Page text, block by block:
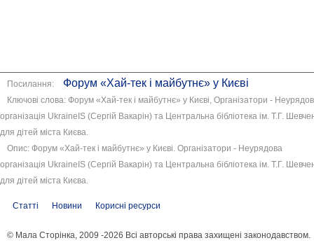
Посилання: Форум «Хай-тек і майбутнє» у Києві
Ключові слова: Форум «Хай-тек і майбутнє» у Києві, Організатори -
організація UkraineIS (Сергій Вакарін) та Центральна бібліотека ім. Т.Г.
для дітей міста Києва.
Опис: Форум «Хай-тек і майбутнє» у Києві. Організатори - Неурядова
організація UkraineIS (Сергій Вакарін) та Центральна бібліотека ім. Т.Г.
для дітей міста Києва.
Статті Новини Корисні ресурси
© Мала Сторінка, 2009 -2026 Всі авторські права захищені законодавством.